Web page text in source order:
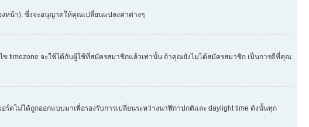
หน้า). ซึ่งจะอนุญาตให้คุณเปลี่ยนแปลงค่าต่างๆ
timezone จะใช้ได้กับผู้ใช้ที่สมัครสมาชิกแล้วเท่านั้น ถ้าคุณยังไม่ได้สมัครสมาชิก เป็นการดีที่คุณ
ร์ดไม่ได้ถูกออกแบบมาเพื่อรองรับการเปลี่ยนระหว่างนาฬิกาปกติและ daylight time ดังนั้นทุก